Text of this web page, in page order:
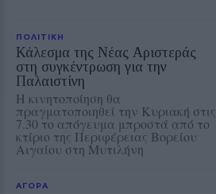
ΠΟΛΙΤΙΚΗ
Κάλεσμα της Νέας Αριστεράς
στη συγκέντρωση για την
Παλαιστίνη
Η κινητοποίηση θα
πραγματοποιηθεί την Κυριακή στις
7.30 το απόγευμα μπροστά από το
κτίριο της Περιφέρειας Βορείου
Αιγαίου στη Μυτιλήνη
ΑΓΟΡΑ